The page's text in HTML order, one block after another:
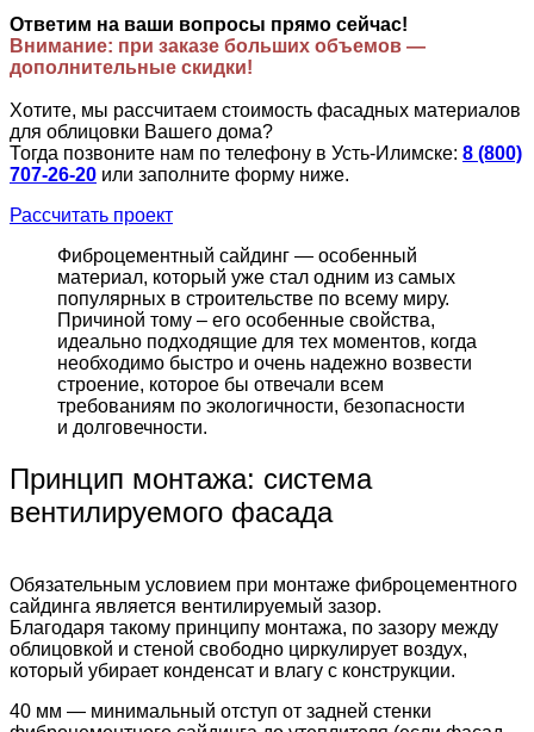
Ответим на ваши вопросы прямо сейчас!
Внимание: при заказе больших объемов —
дополнительные скидки!
Хотите, мы рассчитаем стоимость фасадных материалов
для облицовки Вашего дома?
Тогда позвоните нам по телефону в Усть-Илимске: 8 (800)
707-26-20 или заполните форму ниже.
Рассчитать проект
Фиброцементный сайдинг — особенный
материал, который уже стал одним из самых
популярных в строительстве по всему миру.
Причиной тому – его особенные свойства,
идеально подходящие для тех моментов, когда
необходимо быстро и очень надежно возвести
строение, которое бы отвечали всем
требованиям по экологичности, безопасности
и долговечности.
Принцип монтажа: система
вентилируемого фасада
Обязательным условием при монтаже фиброцементного
сайдинга является вентилируемый зазор.
Благодаря такому принципу монтажа, по зазору между
облицовкой и стеной свободно циркулирует воздух,
который убирает конденсат и влагу с конструкции.
40 мм — минимальный отступ от задней стенки